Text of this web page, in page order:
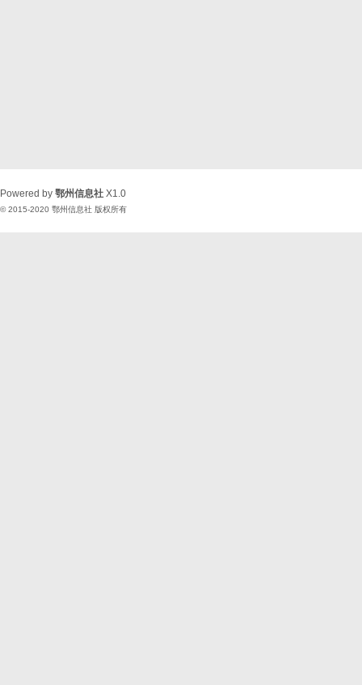
Powered by 鄂州信息社 X1.0
© 2015-2020 鄂州信息社 版权所有